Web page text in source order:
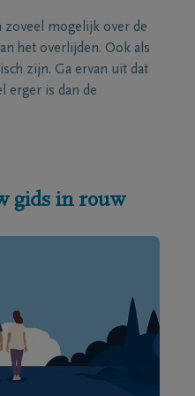
mogelijk over de
het overlijden. Ook als
zijn. Ga ervan uit dat
erger is dan de
gids in rouw